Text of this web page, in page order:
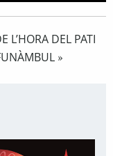
L’HORA DEL PATI
»